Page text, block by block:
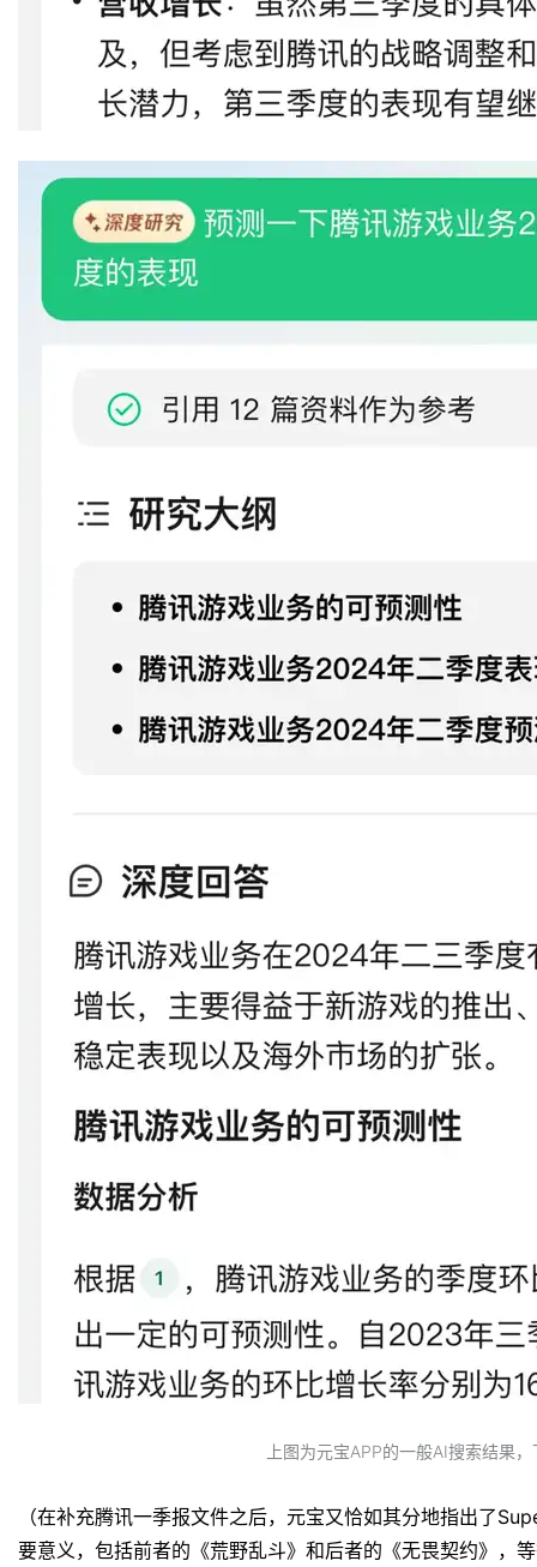
上图为元宝APP的一般AI搜索结果
（在补充腾讯一季报文件之后，元宝又恰如其分地指出了
要意义，包括前者的《荒野乱斗》和后者的《无畏契约》，